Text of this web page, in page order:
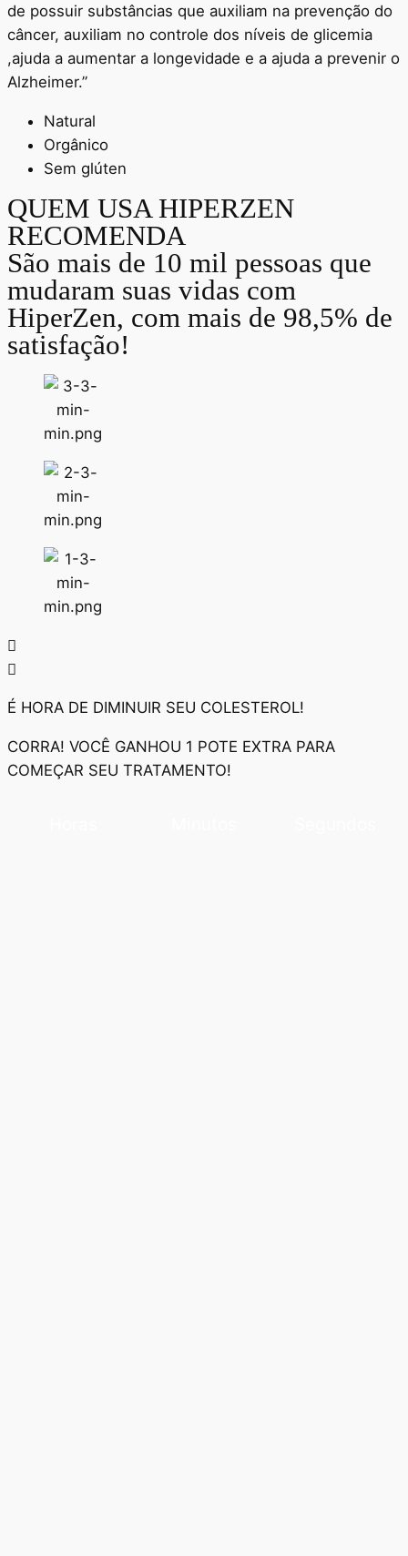
de possuir substâncias que auxiliam na prevenção do
câncer, auxiliam no controle dos níveis de glicemia
,ajuda a aumentar a longevidade e a ajuda a prevenir o
Alzheimer.”
Natural
Orgânico
Sem glúten
QUEM USA HIPERZEN
RECOMENDA
São mais de 10 mil pessoas que
mudaram suas vidas com
HiperZen, com mais de 98,5% de
satisfação!
É HORA DE DIMINUIR SEU COLESTEROL!
CORRA! VOCÊ GANHOU 1 POTE EXTRA PARA
COMEÇAR SEU TRATAMENTO!